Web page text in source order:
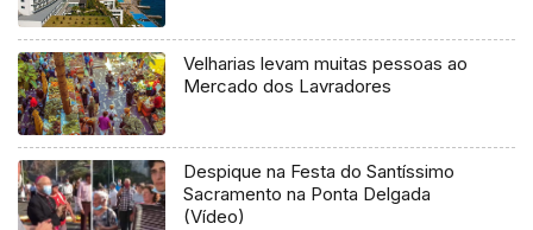
Velharias levam muitas pessoas ao
Mercado dos Lavradores
Despique na Festa do Santíssimo
Sacramento na Ponta Delgada
(Vídeo)